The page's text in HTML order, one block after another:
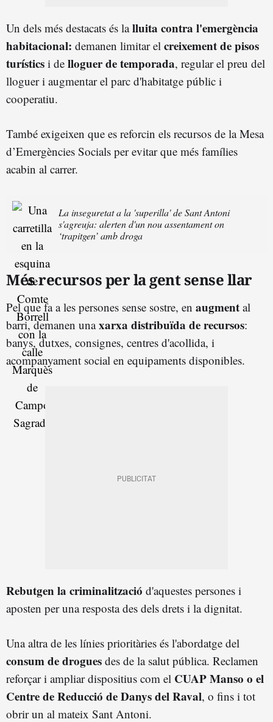
Un dels més destacats és lalluita contra l'emergència
habitacional: demanen limitar el creixement de pisos
turístics i de lloguer de temporada, regular el preu del
lloguer i augmentar el parc d'habitatge públic i
cooperatiu.
També exigeixen que es reforcin els recursos de la Mesa
d’Emergències Socials per evitar que més famílies
acabin al carrer.
La inseguretat a la 'superilla' de Sant Antoni
s'agreuja: alerten d'un nou assentament on
‘trapitgen’ amb droga
Més recursos per la gent sense llar
Pel que fa a les persones sense sostre, en augment al
barri, demanen unaxarxa distribuïda de recursos:
banys, dutxes, consignes, centres d'acollida, i
acompanyament social en equipaments disponibles.
Rebutgen la criminalització d'aquestes persones i
aposten per una resposta des dels drets i la dignitat.
Una altra de les línies prioritàries és l'abordatge del
consum de drogues des de la salut pública. Reclamen
reforçar i ampliar dispositius com el CUAP Manso o el
Centre de Reducció de Danys del Raval, o fins i tot
obrir un al mateix Sant Antoni.